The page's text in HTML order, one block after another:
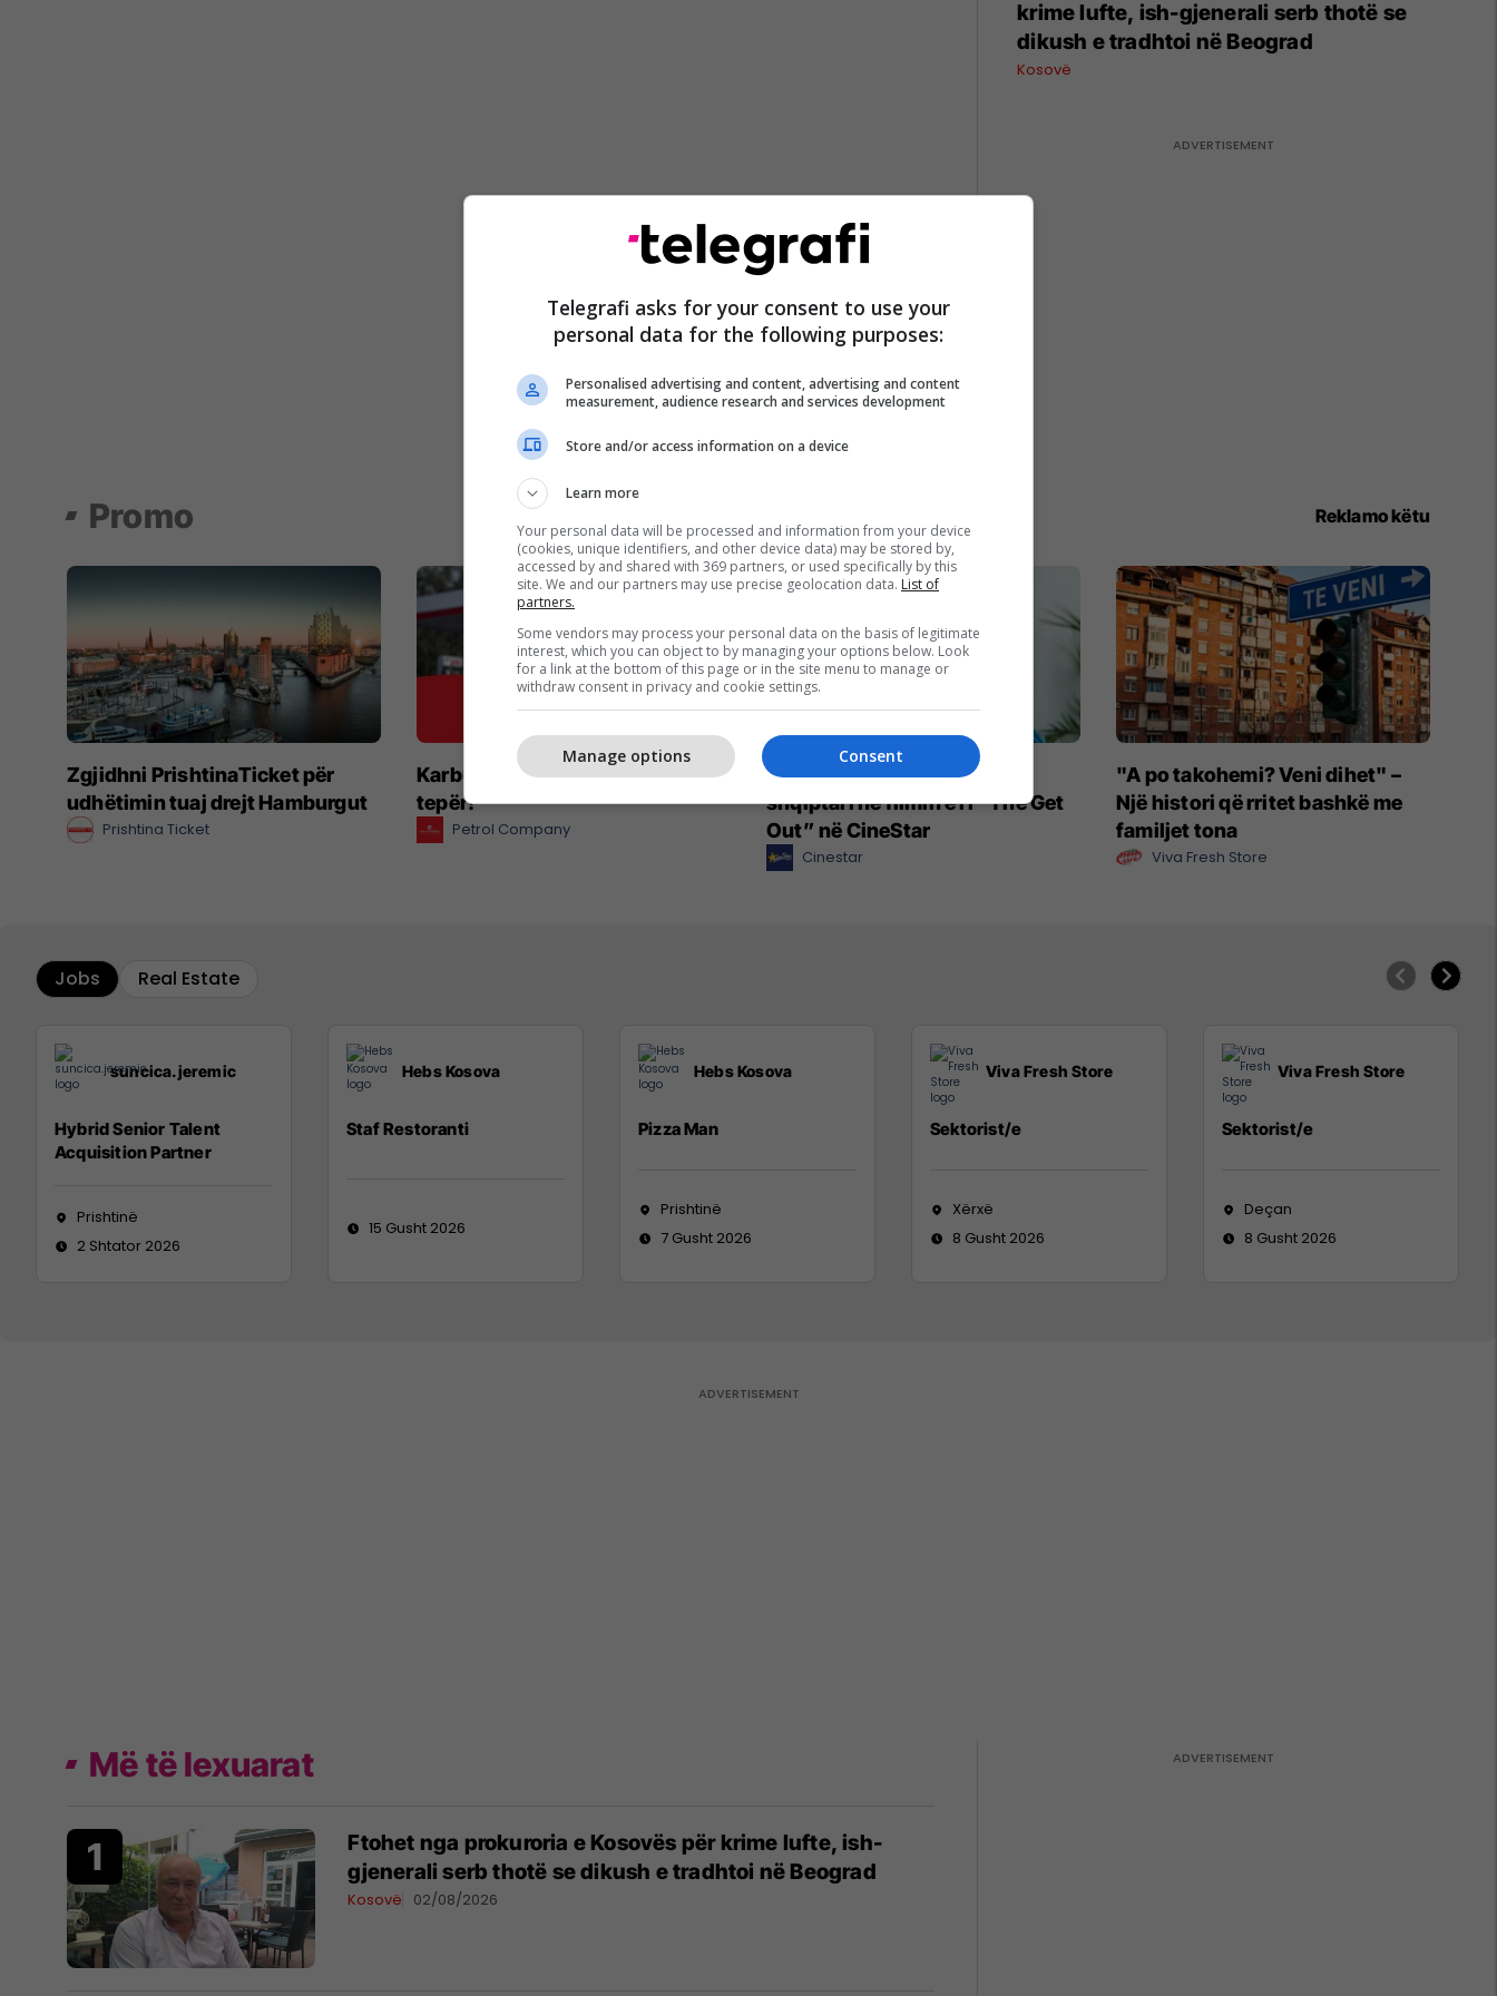
krime lufte, ish-gjenerali serb thotë se
dikush e tradhtoi në Beograd
Kosovë
Promo Reklamo këtu
Zgjidhni PrishtinaTicket për
udhëtimin tuaj drejt Hamburgut
Prishtina Ticket
Karburant cilësor dhe shumë më
tepër!
Petrol Company
Russell Crowe në rolin e një
shqiptari në filmin e ri “The Get
Out” në CineStar
Cinestar
"A po takohemi? Veni dihet" –
Një histori që rritet bashkë me
familjet tona
Viva Fresh Store
Jobs Real Estate
suncica.jeremic
Hybrid Senior Talent
Acquisition Partner
Prishtinë
2 Shtator 2026
Hebs Kosova
Staf Restoranti
15 Gusht 2026
Hebs Kosova
Pizza Man
Prishtinë
7 Gusht 2026
Viva Fresh Store
Sektorist/e
Xërxë
8 Gusht 2026
Viva Fresh Store
Sektorist/e
Deçan
8 Gusht 2026
Më të lexuarat
Ftohet nga prokuroria e Kosovës për krime lufte, ish-
gjenerali serb thotë se dikush e tradhtoi në Beograd
Kosovë 02/08/2026
Telegrafi asks for your consent to use your
personal data for the following purposes:
Personalised advertising and content, advertising and content
measurement, audience research and services development
Store and/or access information on a device
Learn more
Your personal data will be processed and information from your device
(cookies, unique identifiers, and other device data) may be stored by,
accessed by and shared with 369 partners, or used specifically by this
site. We and our partners may use precise geolocation data. List of
partners.
Some vendors may process your personal data on the basis of legitimate
interest, which you can object to by managing your options below. Look
for a link at the bottom of this page or in the site menu to manage or
withdraw consent in privacy and cookie settings.
Consent
Manage options